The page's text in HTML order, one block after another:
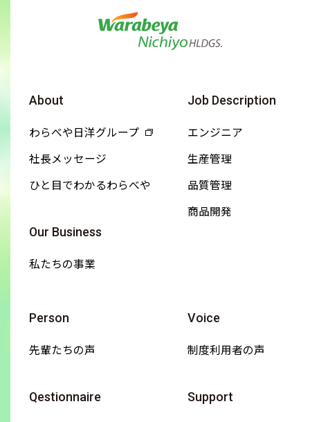
About
わらべや日洋グループ
社長メッセージ
ひと目でわかるわらべや
Our Business
私たちの事業
Job Description
エンジニア
生産管理
品質管理
商品開発
Person
先輩たちの声
Qestionnaire
Voice
制度利用者の声
Support